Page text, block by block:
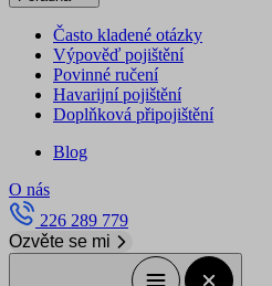
Často kladené otázky
Výpověď pojištění
Povinné ručení
Havarijní pojištění
Doplňková připojištění
Blog
O nás
226 289 779
Ozvěte se mi